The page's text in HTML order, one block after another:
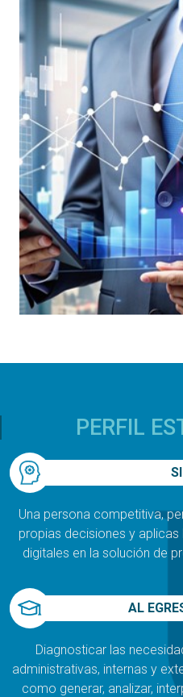
PERFIL
Una persona competitiva,
propias decisiones y
digitales en la solución de
AL
Diagnosticar las
administrativas, internas y
como generar, analizar,